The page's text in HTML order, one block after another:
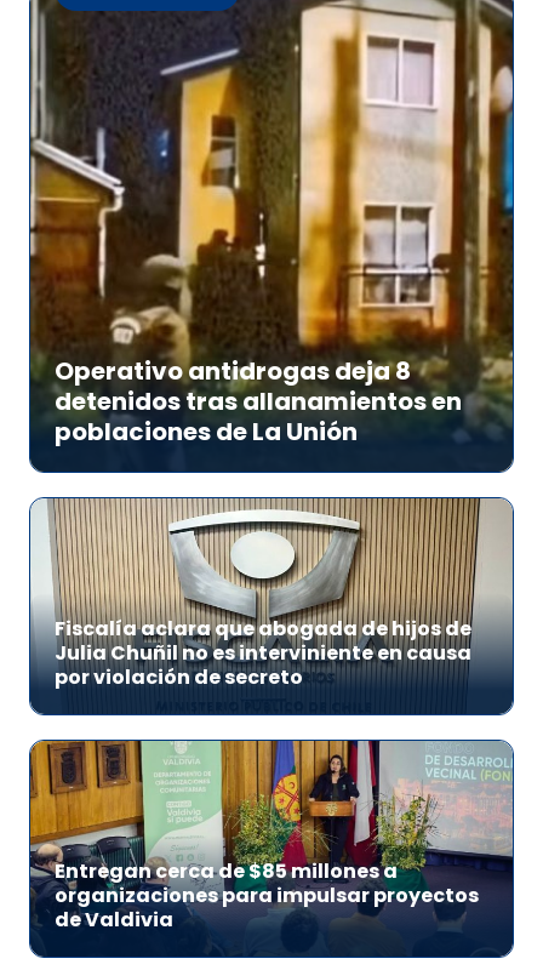
Operativo antidrogas deja 8
detenidos tras allanamientos en
poblaciones de La Unión
Fiscalía aclara que abogada de hijos de
Julia Chuñil no es interviniente en causa
por violación de secreto
Entregan cerca de $85 millones a
organizaciones para impulsar proyectos
de Valdivia